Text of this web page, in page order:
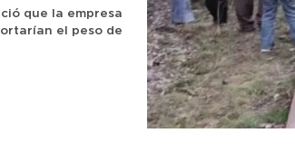
que la empresa
el peso de